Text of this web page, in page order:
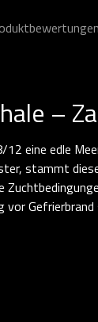
–
eine edle
stammt